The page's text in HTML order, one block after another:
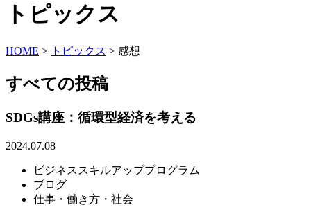
トピックス
HOME > トピックス > 感想
すべての投稿
SDGs講座：循環型経済を考える
2024.07.08
ビジネススキルアッププログラム
ブログ
仕事・働き方・社会